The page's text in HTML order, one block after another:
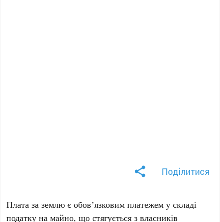
Поділитися
Плата за землю є обов’язковим платежем у складі
податку на майно, що стягується з власників